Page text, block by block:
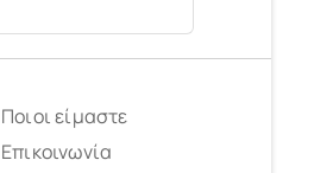
Ποιοι είμαστε
Επικοινωνία